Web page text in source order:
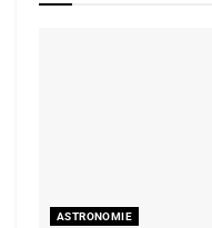
ASTRONOMIE